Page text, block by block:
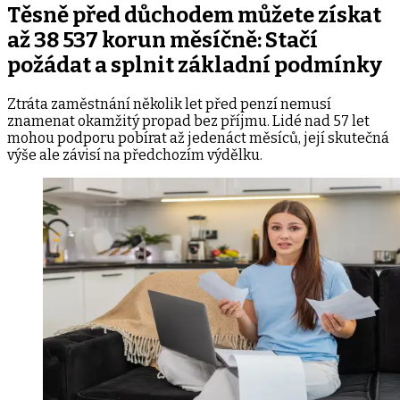
Těsně před důchodem můžete získat
až 38 537 korun měsíčně: Stačí
požádat a splnit základní podmínky
Ztráta zaměstnání několik let před penzí nemusí
znamenat okamžitý propad bez příjmu. Lidé nad 57 let
mohou podporu pobírat až jedenáct měsíců, její skutečná
výše ale závisí na předchozím výdělku.